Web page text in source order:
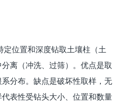
位置和深度钻取土壤柱（土
离（冲洗、过筛）。优点是取
分布。缺点是破坏性取样，无
表性受钻头大小、位置和数量